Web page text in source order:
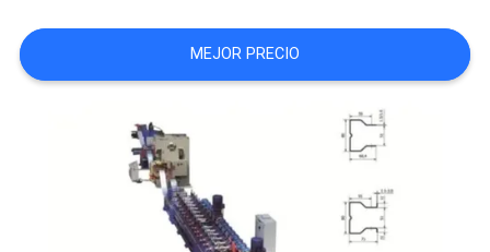
CITA
MEJOR PRECIO